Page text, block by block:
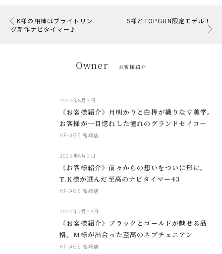
K様の相棒はブライトリン
グ新作ナビタイマー♪
S様とTOPGUN限定モデル！
Owner お客様紹介
2026年8月3日
《お客様紹介》月明かりと白樺が織りなす美学。
お客様が一目惚れした憧れのグランドセイコー
HF-AGE 高崎店
2026年8月3日
《お客様紹介》前々からの想いをついに形に。
T.K様が選んだ至高のナビタイマー43
HF-AGE 高崎店
2026年7月28日
《お客様紹介》ブラックとゴールドが魅せる品
格。M様が出会った至高のネプチュニアン
HF-AGE 高崎店